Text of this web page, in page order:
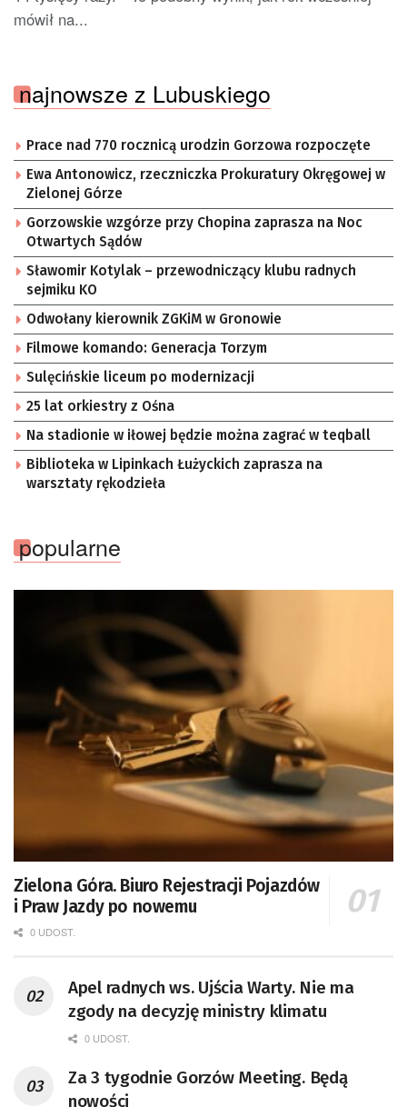
mówił na...
najnowsze z Lubuskiego
Prace nad 770 rocznicą urodzin Gorzowa rozpoczęte
Ewa Antonowicz, rzeczniczka Prokuratury Okręgowej w
Zielonej Górze
Gorzowskie wzgórze przy Chopina zaprasza na Noc
Otwartych Sądów
Sławomir Kotylak – przewodniczący klubu radnych
sejmiku KO
Odwołany kierownik ZGKiM w Gronowie
Filmowe komando: Generacja Torzym
Sulęcińskie liceum po modernizacji
25 lat orkiestry z Ośna
Na stadionie w iłowej będzie można zagrać w teqball
Biblioteka w Lipinkach Łużyckich zaprasza na
warsztaty rękodzieła
popularne
Zielona Góra. Biuro Rejestracji Pojazdów
i Praw Jazdy po nowemu
0 UDOST.
Apel radnych ws. Ujścia Warty. Nie ma
zgody na decyzję ministry klimatu
0 UDOST.
Za 3 tygodnie Gorzów Meeting. Będą
nowości